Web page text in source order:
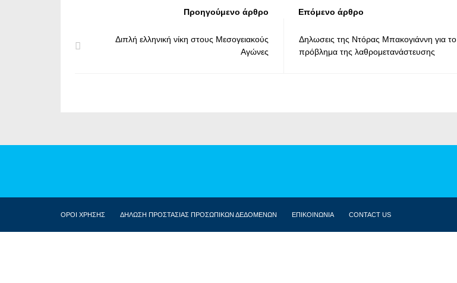
Προηγούμενο άρθρο
Διπλή ελληνική νίκη στους Μεσογειακούς
Αγώνες
Επόμενο άρθρο
Δηλωσεις της Ντόρας Μπακογιάννη για το
πρόβλημα της λαθρομετανάστευσης
ΟΡΟΙ ΧΡΗΣΗΣ ΔΗΛΩΣΗ ΠΡΟΣΤΑΣΙΑΣ ΠΡΟΣΩΠΙΚΩΝ ΔΕΔΟΜΕΝΩΝ ΕΠΙΚΟΙΝΩΝΙΑ CONTACT US